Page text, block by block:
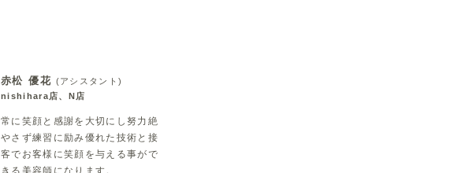
赤松 優花 (アシスタント)
nishihara店、N店
常に笑顔と感謝を大切にし努力絶
やさず練習に励み優れた技術と接
客でお客様に笑顔を与える事がで
きる美容師になります。